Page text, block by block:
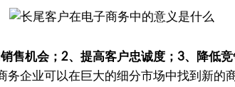
售机会；2、提高客户忠诚度；3、降低竞
企业可以在巨大的细分市场中找到新的